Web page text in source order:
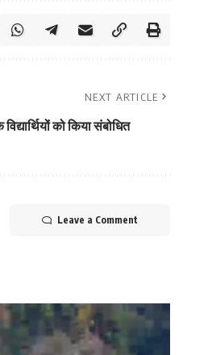
NEXT ARTICLE
को किया संबोधित
Leave a Comment